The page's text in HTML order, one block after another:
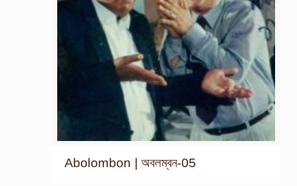
Abolombon | অবলম্বন-05